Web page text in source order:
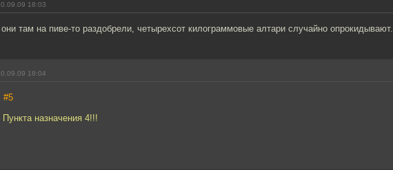
18:03
там на пиве-то раздобрели, четырехсот килограммовые алтари случайно опрокидывают.
18:04
#5
назначения 4!!!